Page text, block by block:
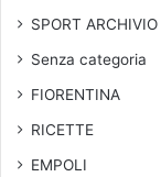
SPORT ARCHIVIO
Senza categoria
FIORENTINA
RICETTE
EMPOLI